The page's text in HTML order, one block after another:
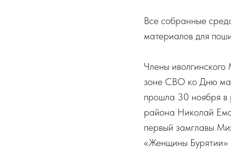
Все собранные
материалов для
Члены
зоне СВО ко Дню
прошла 30 ноября в
района Николай
первый замглавы
«Женщины Бурятии»